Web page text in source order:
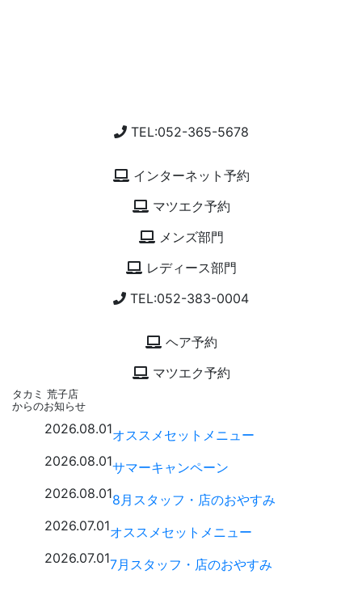
TEL:052-365-5678
インターネット予約
マツエク予約
メンズ部門
レディース部門
TEL:052-383-0004
ヘア予約
マツエク予約
タカミ 荒子店
からのお知らせ
2026.08.01オススメセットメニュー
2026.08.01サマーキャンペーン
2026.08.018月スタッフ・店のおやすみ
2026.07.01オススメセットメニュー
2026.07.017月スタッフ・店のおやすみ